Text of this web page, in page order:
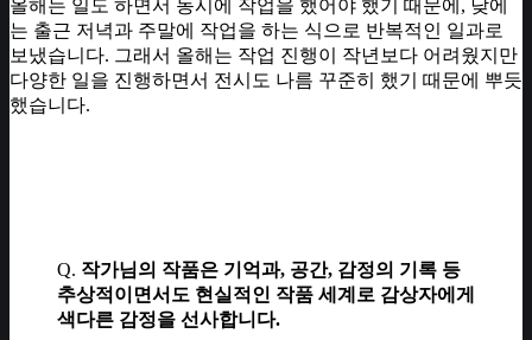
올해는 일도 하면서 동시에 작업을 했어야 했기 때문에, 낮에
는 출근 저녁과 주말에 작업을 하는 식으로 반복적인 일과로
보냈습니다. 그래서 올해는 작업 진행이 작년보다 어려웠지만
다양한 일을 진행하면서 전시도 나름 꾸준히 했기 때문에 뿌듯
했습니다.
Q. 작가님의 작품은 기억과, 공간, 감정의 기록 등
추상적이면서도 현실적인 작품 세계로 감상자에게
색다른 감정을 선사합니다.